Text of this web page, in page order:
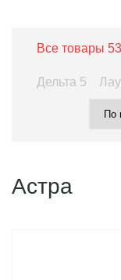
Все товары 53
Дельта 5
Астра